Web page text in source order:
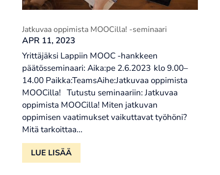
Jatkuvaa oppimista MOOCilla! -seminaari
APR 11, 2023
Yrittäjäksi Lappiin MOOC -hankkeen
päätösseminaari: Aika:pe 2.6.2023 klo 9.00–
14.00 Paikka:TeamsAihe:Jatkuvaa oppimista
MOOCilla! Tutustu seminaariin: Jatkuvaa
oppimista MOOCilla! Miten jatkuvan
oppimisen vaatimukset vaikuttavat työhöni?
Mitä tarkoittaa...
LUE LISÄÄ